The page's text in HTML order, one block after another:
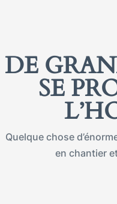
DE
SE
Quelque chose
en chantier